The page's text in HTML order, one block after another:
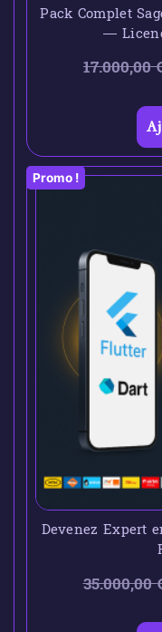
Pack Complet
—
17.000,00
Promo !
Devenez Expert
35.000,00